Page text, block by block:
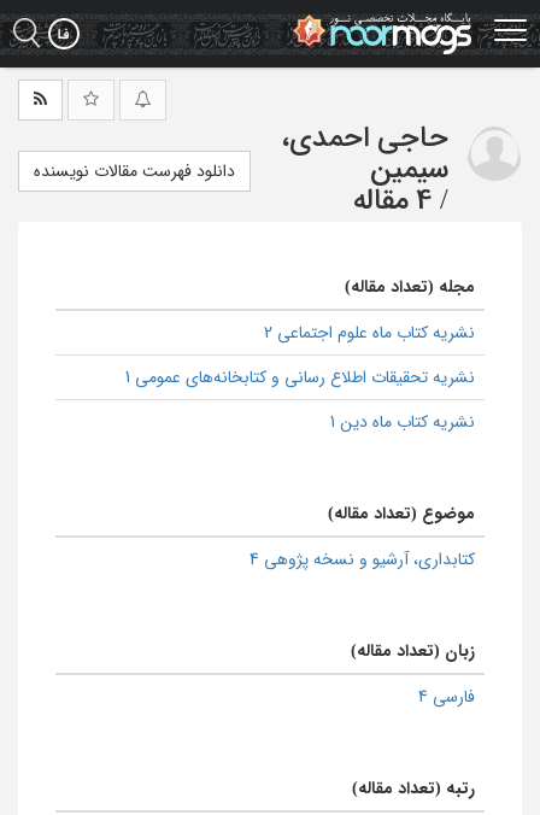
Skip
to
main
حاجی احمدی،
سیمین
/ 4 مقاله
دانلود فهرست مقالات نویسنده
مجله (تعداد مقاله)
نشریه کتاب ماه علوم اجتماعی 2
نشریه تحقیقات اطلاع رسانی و کتابخانه‌های عمومی 1
نشریه کتاب ماه دین 1
موضوع (تعداد مقاله)
كتابداری، آرشیو و نسخه پژوهی 4
زبان (تعداد مقاله)
فارسی 4
رتبه (تعداد مقاله)